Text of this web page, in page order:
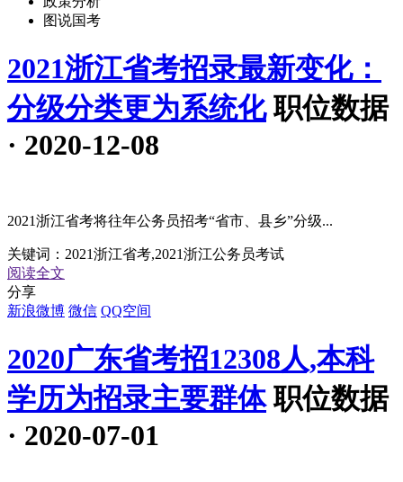
图说国考
2021浙江省考招录最新变化：
分级分类更为系统化 职位数据
· 2020-12-08
2021浙江省考将往年公务员招考“省市、县乡”分级...
关键词： 2021浙江省考,2021浙江公务员考试
阅读全文
分享
新浪微博 微信 QQ空间
2020广东省考招12308人,本科
学历为招录主要群体 职位数据
· 2020-07-01